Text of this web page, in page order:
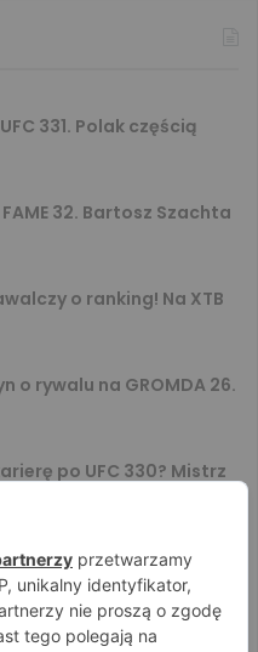
331. Polak częścią
32. Bartosz Szachta
o ranking! Na XTB
o rywalu na GROMDA 26.
po UFC 330? Mistrz
Wymowna sugestia o
[VIDEO]
Zobacz face to face